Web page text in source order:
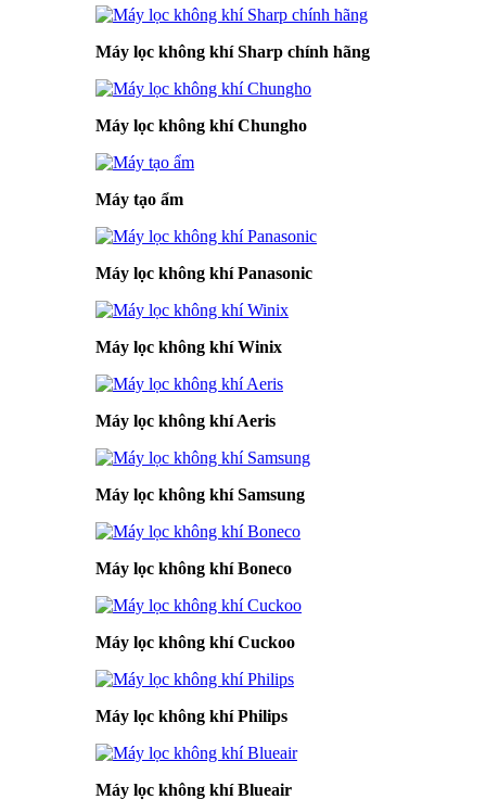
Máy lọc không khí Sharp chính hãng
Máy lọc không khí Chungho
Máy tạo ẩm
Máy lọc không khí Panasonic
Máy lọc không khí Winix
Máy lọc không khí Aeris
Máy lọc không khí Samsung
Máy lọc không khí Boneco
Máy lọc không khí Cuckoo
Máy lọc không khí Philips
Máy lọc không khí Blueair